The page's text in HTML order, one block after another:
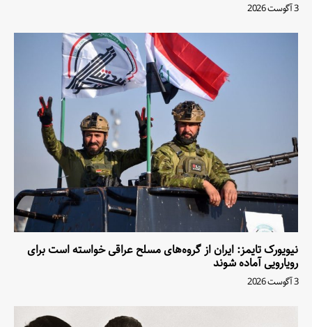
3 آگوست 2026
نیویورک تایمز: ایران از گروه‌های مسلح عراقی خواسته است برای
رویارویی آماده شوند
3 آگوست 2026